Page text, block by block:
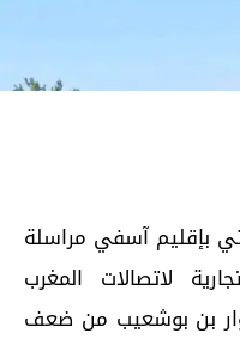
بإقليم آسفي مراسلة
لاتصالات المغرب
بن بوشعيب من ضعف